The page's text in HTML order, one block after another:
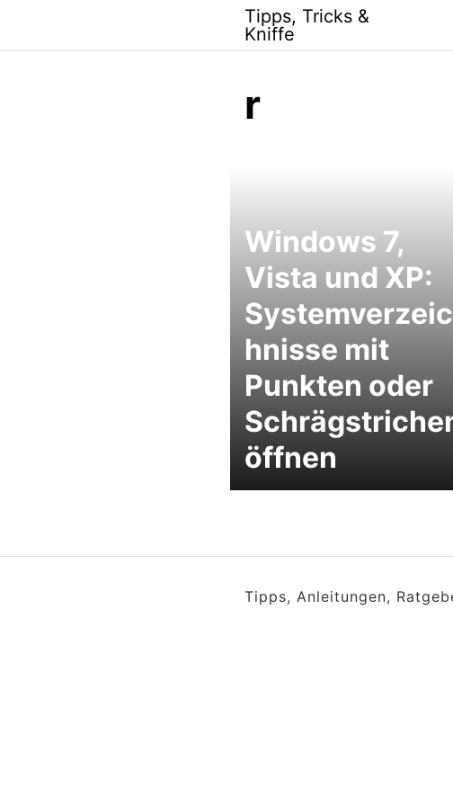
content
Tipps, Tricks &
Kniffe
r
Windows 7,
Vista und XP:
Systemverzeic
hnisse mit
Punkten oder
öffnen
Tipps, Anleitungen,